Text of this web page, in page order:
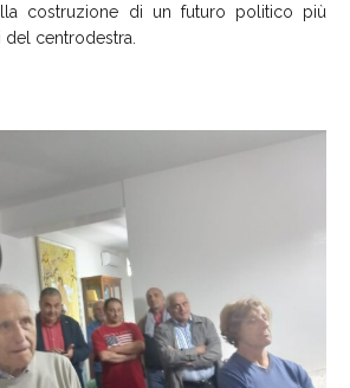
costruzione di un futuro politico più
centrodestra.